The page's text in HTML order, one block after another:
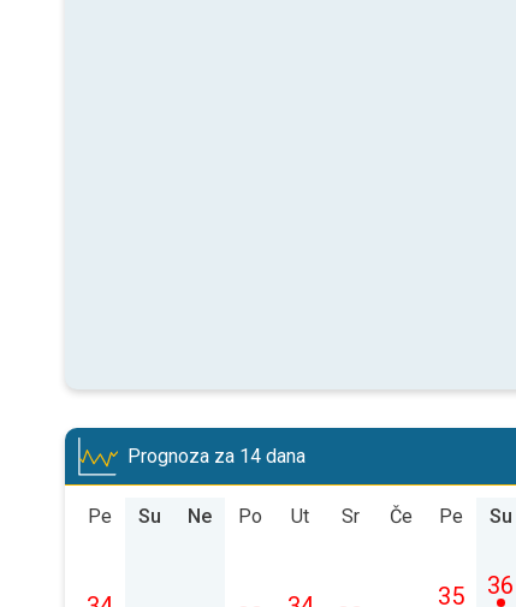
Prognoza za 14 dana
Pe Su Ne Po Ut Sr Če Pe
35
Su
36